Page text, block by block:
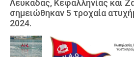
Λευκάδας, Κεφαλληνίας και
σημειώθηκαν 5 τροχαία
2024.